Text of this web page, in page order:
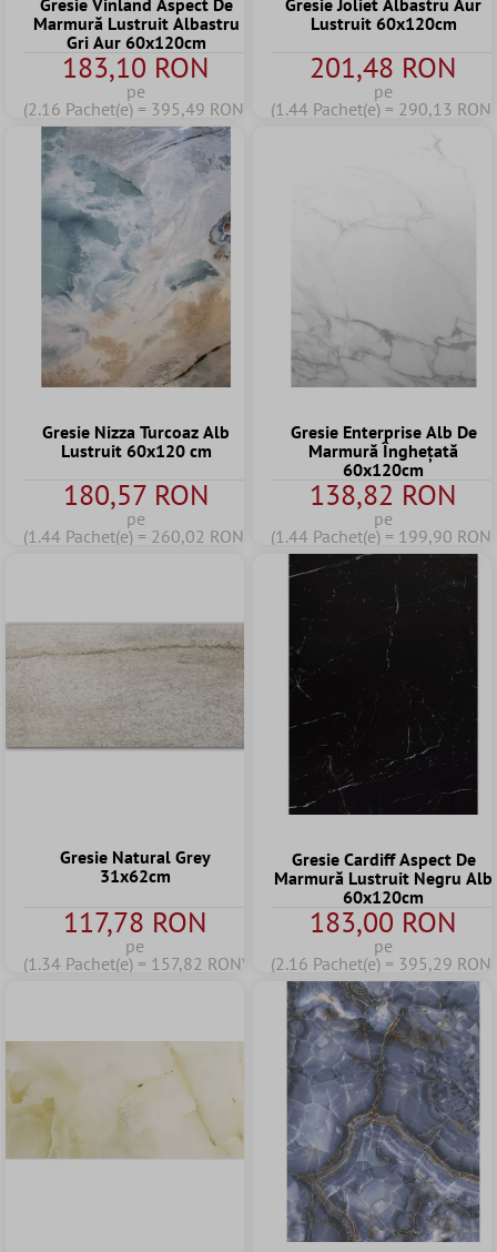
Gresie Vinland Aspect De
Marmură Lustruit Albastru
Gri Aur 60x120cm
183,10 RON
pe
(2.16 Pachet(e) = 395,49 RON)
Gresie Joliet Albastru Aur
Lustruit 60x120cm
201,48 RON
pe
(1.44 Pachet(e) = 290,13 RON)
Gresie Nizza Turcoaz Alb
Lustruit 60x120 cm
180,57 RON
pe
(1.44 Pachet(e) = 260,02 RON)
Gresie Enterprise Alb De
Marmură Înghețată
60x120cm
138,82 RON
pe
(1.44 Pachet(e) = 199,90 RON)
Gresie Natural Grey
31x62cm
117,78 RON
pe
(1.34 Pachet(e) = 157,82 RON)
Gresie Cardiff Aspect De
Marmură Lustruit Negru Alb
60x120cm
183,00 RON
pe
(2.16 Pachet(e) = 395,29 RON)